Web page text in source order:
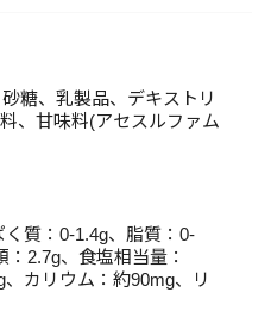
糖、乳製品、デキストリ
、甘味料(アセスルファム
質：0-1.4g、脂質：0-
2.7g、食塩相当量：
カリウム：約90mg、リ